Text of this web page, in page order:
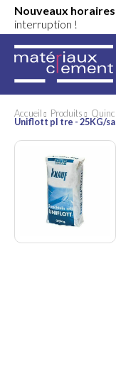
Nouveaux horaires
interruption !
Accueil Produits
Uniflott pl tre - 25KG/